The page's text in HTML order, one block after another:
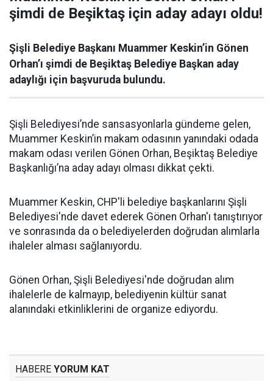
şimdi de Beşiktaş için aday adayı oldu!
Şişli Belediye Başkanı Muammer Keskin’in Gönen
Orhan’ı şimdi de Beşiktaş Belediye Başkan aday
adaylığı için başvuruda bulundu.
Şişli Belediyesi’nde sansasyonlarla gündeme gelen,
Muammer Keskin’in makam odasının yanındaki odada
makam odası verilen Gönen Orhan, Beşiktaş Belediye
Başkanlığı’na aday adayı olması dikkat çekti.
Muammer Keskin, CHP'li belediye başkanlarını Şişli
Belediyesi'nde davet ederek Gönen Orhan'ı tanıştırıyor
ve sonrasında da o belediyelerden doğrudan alımlarla
ihaleler alması sağlanıyordu.
Gönen Orhan, Şişli Belediyesi'nde doğrudan alım
ihalelerle de kalmayıp, belediyenin kültür sanat
alanındaki etkinliklerini de organize ediyordu.
HABERE YORUM KAT